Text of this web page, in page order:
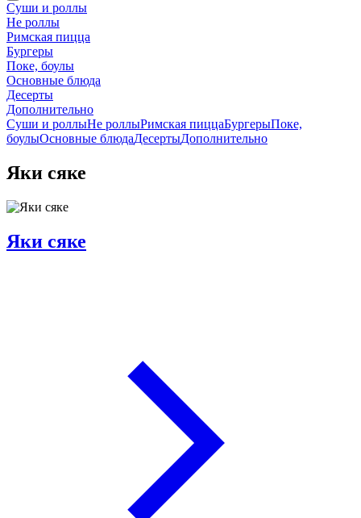
Суши и роллы
Не роллы
Римская пицца
Бургеры
Поке, боулы
Основные блюда
Десерты
Дополнительно
Суши и роллыНе роллыРимская пиццаБургерыПоке,
боулыОсновные блюдаДесертыДополнительно
Яки сяке
Яки сяке